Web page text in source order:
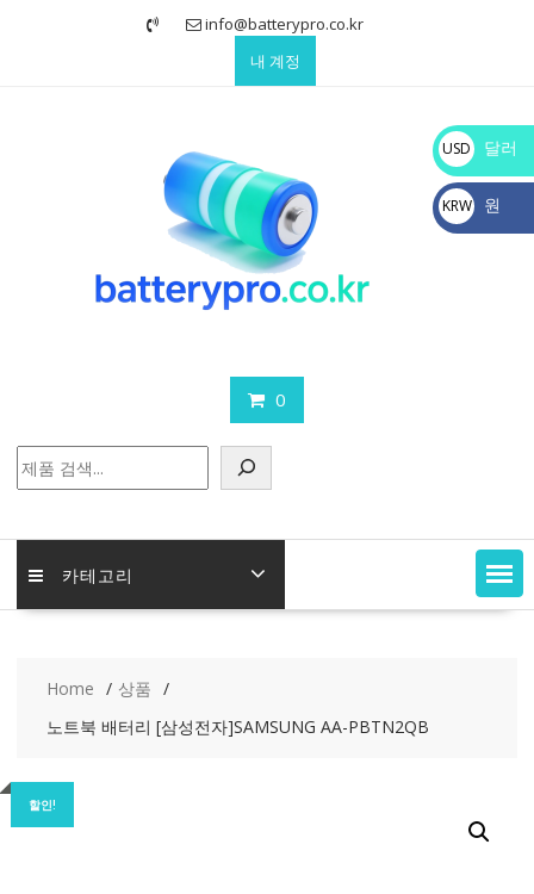
info@batterypro.co.kr
내 계정
0
색
카테고리
Home
상품
노트북 배터리 [삼성전자]SAMSUNG AA-PBTN2QB
할인!
USD
$
달러
KRW
₩
원